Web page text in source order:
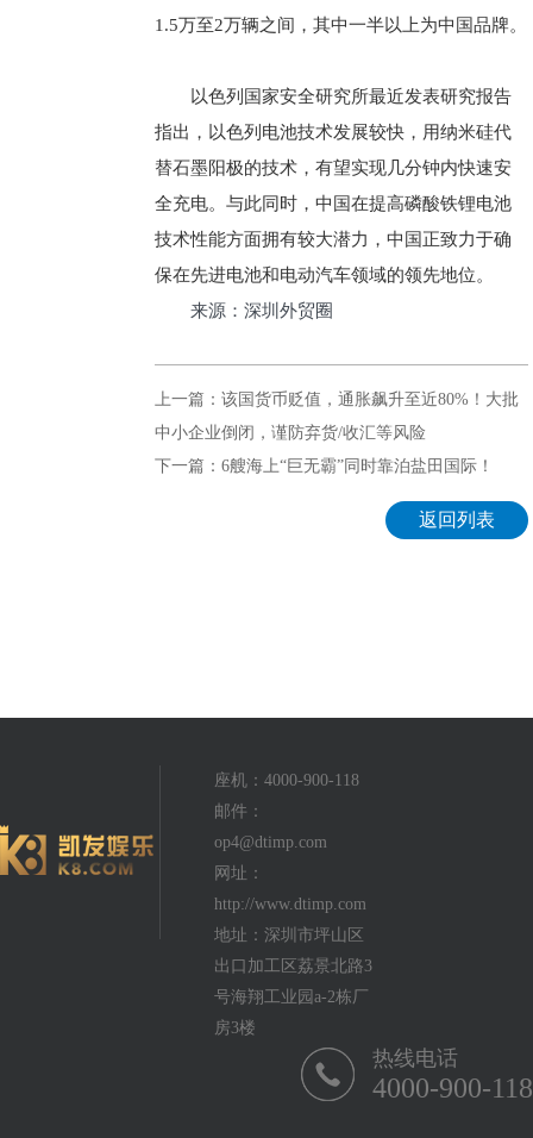
1.5万至2万辆之间，其中一半以上为中国品牌。
以色列国家安全研究所最近发表研究报告
指出，以色列电池技术发展较快，用纳米硅代
替石墨阳极的技术，有望实现几分钟内快速安
全充电。与此同时，中国在提高磷酸铁锂电池
技术性能方面拥有较大潜力，中国正致力于确
保在先进电池和电动汽车领域的领先地位。
来源：深圳外贸圈
上一篇：该国货币贬值，通胀飙升至近80%！大批
中小企业倒闭，谨防弃货/收汇等风险
下一篇：6艘海上“巨无霸”同时靠泊盐田国际！
返回列表
座机：4000-900-118
邮件：
op4@dtimp.com
网址：
http://www.dtimp.com
地址：深圳市坪山区
出口加工区荔景北路3
号海翔工业园a-2栋厂
房3楼
热线电话
4000-900-118